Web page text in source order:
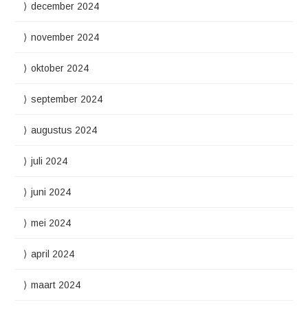
december 2024
november 2024
oktober 2024
september 2024
augustus 2024
juli 2024
juni 2024
mei 2024
april 2024
maart 2024